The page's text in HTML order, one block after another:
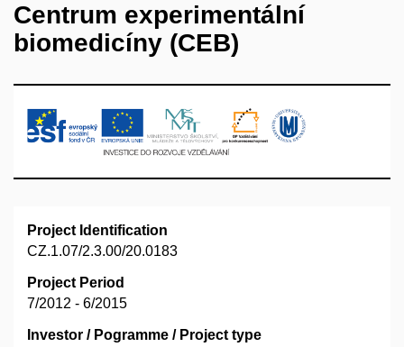
Centrum experimentální
biomedicíny (CEB)
Project Identification
CZ.1.07/2.3.00/20.0183
Project Period
7/2012 - 6/2015
Investor / Pogramme / Project type